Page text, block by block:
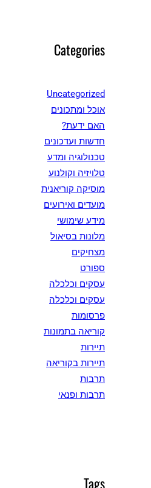
Categories
Uncategorized
אוכל ומתכונים
האם ידעת?
חדשות ועדכונים
טכנולוגיה ומדע
טלויזיה וקולנוע
מוסיקה קוריאנית
מועדים ואירועים
מידע שימושי
מלונות בסיאול
מצחיקים
ספורט
עסקים וכלכלה
עסקים וכלכלה
פרסומות
קוריאה בתמונות
תיירות
תיירות בקוריאה
תרבות
תרבות ופנאי
Tags